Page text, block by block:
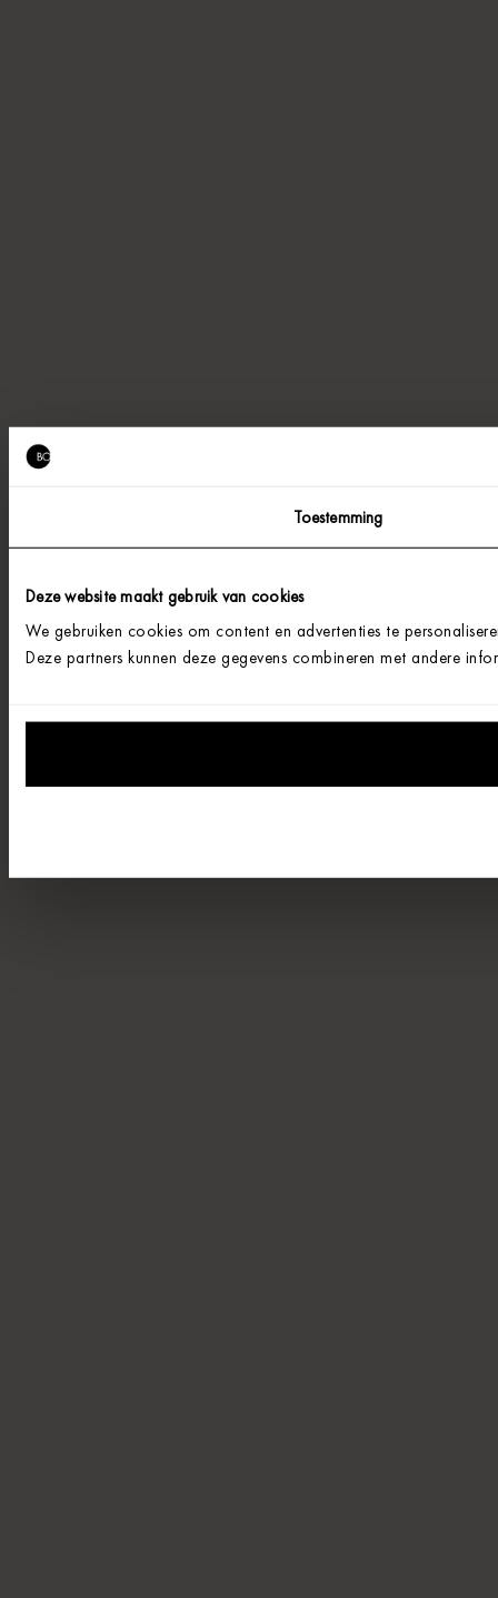
Toestemming
Deze website maakt gebruik van cookies
We gebruiken cookies om content en advertenties te
Deze partners kunnen deze gegevens combineren met andere